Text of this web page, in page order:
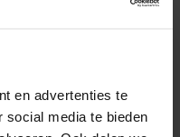
en advertenties te
social media te bieden